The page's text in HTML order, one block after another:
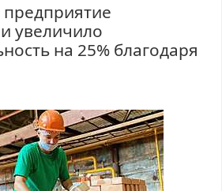
предприятие
увеличило
на 25% благодаря